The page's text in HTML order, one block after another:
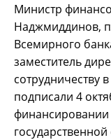
Министр
Наджмиддинов,
Всемирного
заместитель
сотрудничеству
подписали 4